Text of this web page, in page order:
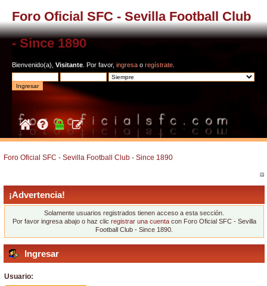
Foro Oficial SFC - Sevilla Football Club
- Since 1890
Bienvenido(a), Visitante . Por favor, ingresa o regístrate
Foro Oficial SFC - Sevilla Football Club - Since 1890
¡Advertencia!
Solamente usuarios registrados tienen acceso a esta sección.
Por favor ingresa abajo o haz clic registrar una cuentacon Foro Oficial SFC - Sevilla
Football Club - Since 1890.
Ingresar
Usuario: